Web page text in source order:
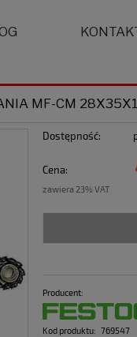
MF-CM
Dostępność:
Cena:
zawiera 23% VAT
Producent:
Kod produktu: 769547